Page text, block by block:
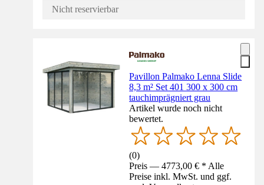
Nicht reservierbar
Pavillon Palmako Lenna Slide
8,3 m² Set 401 300 x 300 cm
tauchimprägniert grau
Artikel wurde noch nicht
bewertet.
(0)
Preis — 4773,00 € * Alle
Preise inkl. MwSt. und ggf.